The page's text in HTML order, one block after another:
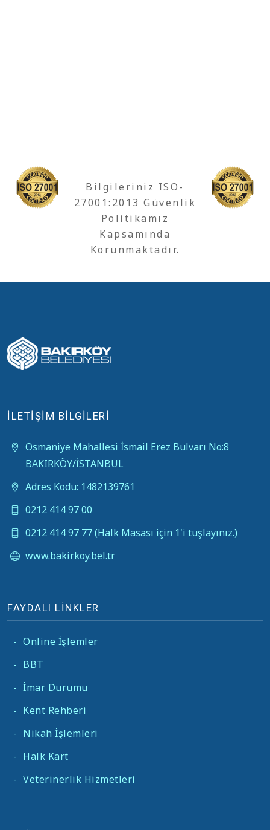
Bilgileriniz ISO-
27001:2013 Güvenlik
Politikamız
Kapsamında
Korunmaktadır.
İLETİŞİM BİLGİLERİ
Osmaniye Mahallesi İsmail Erez Bulvarı No:8
BAKIRKÖY/İSTANBUL
Adres Kodu: 1482139761
0212 414 97 00
0212 414 97 77 (Halk Masası için 1'i tuşlayınız.)
www.bakirkoy.bel.tr
FAYDALI LİNKLER
- Online İşlemler
- BBT
- İmar Durumu
- Kent Rehberi
- Nikah İşlemleri
- Halk Kart
- Veterinerlik Hizmetleri